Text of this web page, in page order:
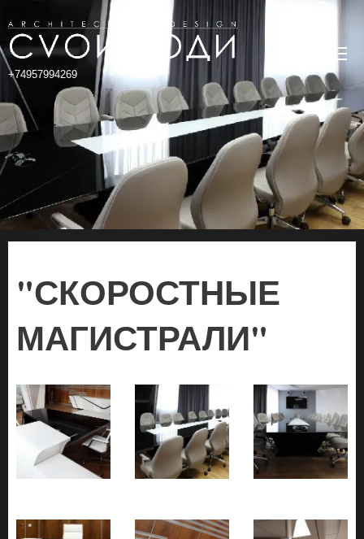
+74957994269
"СКОРОСТНЫЕ
МАГИСТРАЛИ"